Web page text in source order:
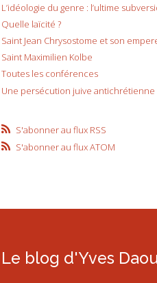
L’idéologie du genre : l’ultime
Quelle laïcité ?
Saint Jean Chrysostome et son
Saint Maximilien Kolbe
Toutes les conférences
Une persécution juive
S'abonner au flux RSS
S'abonner au flux ATOM
Le blog d'Yves